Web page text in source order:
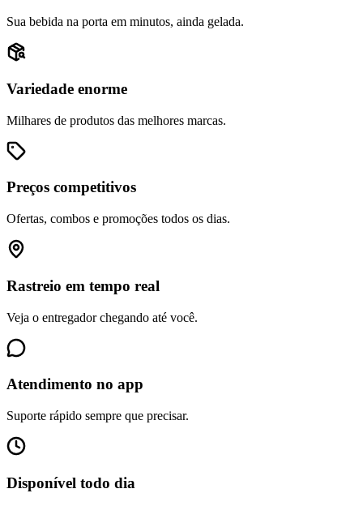
Sua bebida na porta em minutos, ainda gelada.
Variedade enorme
Milhares de produtos das melhores marcas.
Preços competitivos
Ofertas, combos e promoções todos os dias.
Rastreio em tempo real
Veja o entregador chegando até você.
Atendimento no app
Suporte rápido sempre que precisar.
Disponível todo dia